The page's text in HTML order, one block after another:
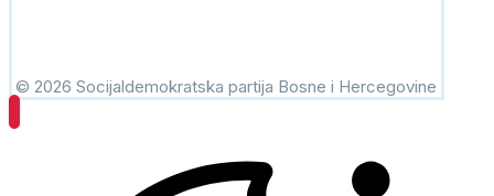
© 2026 Socijaldemokratska partija Bosne i Hercegovine